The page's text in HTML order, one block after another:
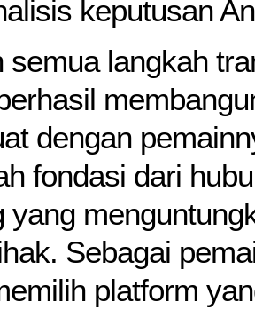
keputusan
semua langkah
dengan
fondasi dari
yang
Sebagai
platform